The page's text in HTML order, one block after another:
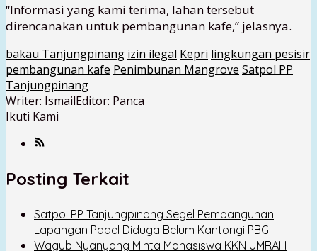
“Informasi yang kami terima, lahan tersebut
direncanakan untuk pembangunan kafe,” jelasnya.
bakau Tanjungpinang izin ilegal Kepri lingkungan pesisir
pembangunan kafe Penimbunan Mangrove Satpol PP
Tanjungpinang
Writer: IsmailEditor: Panca
Ikuti Kami
Posting Terkait
Satpol PP Tanjungpinang Segel Pembangunan
Lapangan Padel Diduga Belum Kantongi PBG
Wagub Nyanyang Minta Mahasiswa KKN UMRAH